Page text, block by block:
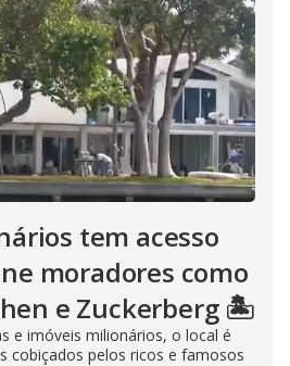
tem acesso
moradores como
e Zuckerberg 🏝️
e imóveis milionários, o local é
cobiçados pelos ricos e famosos